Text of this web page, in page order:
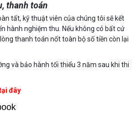
thanh toán
tất, kỹ thuật viên của chúng tôi sẽ kết
hành nghiệm thu. Nếu không có bất cứ
thanh toán nốt toàn bộ số tiền còn lại
và bảo hành tối thiểu 3 năm sau khi thi
đây